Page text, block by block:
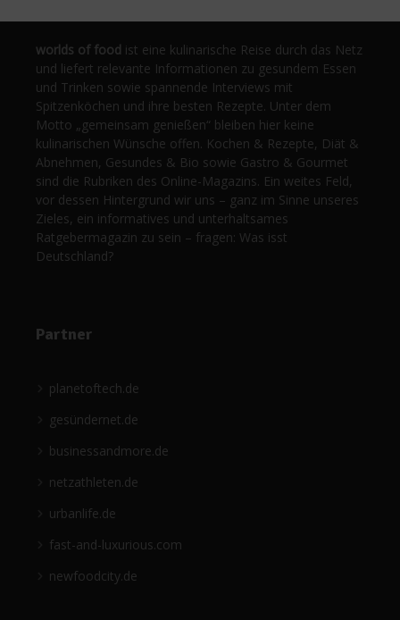
worlds of food ist eine kulinarische Reise durch das Netz
und liefert relevante Informationen zu gesundem Essen
und Trinken sowie spannende Interviews mit
Spitzenköchen und ihre besten Rezepte. Unter dem
Motto „gemeinsam genießen“ bleiben hier keine
kulinarischen Wünsche offen. Kochen & Rezepte, Diät &
Abnehmen, Gesundes & Bio sowie Gastro & Gourmet
sind die Rubriken des Online-Magazins. Ein weites Feld,
vor dessen Hintergrund wir uns – ganz im Sinne unseres
Zieles, ein informatives und unterhaltsames
Ratgebermagazin zu sein – fragen: Was isst
Deutschland?
Partner
planetoftech.de
gesündernet.de
businessandmore.de
netzathleten.de
urbanlife.de
fast-and-luxurious.com
newfoodcity.de